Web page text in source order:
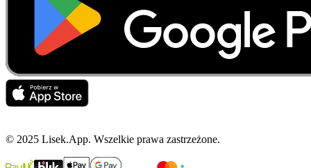
© 2025 Lisek.App. Wszelkie prawa zastrzeżone.